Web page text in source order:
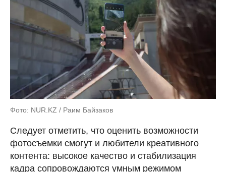
Фото: NUR.KZ / Раим Байзаков
Следует отметить, что оценить возможности
фотосъемки смогут и любители креативного
контента: высокое качество и стабилизация
кадра сопровождаются умным режимом